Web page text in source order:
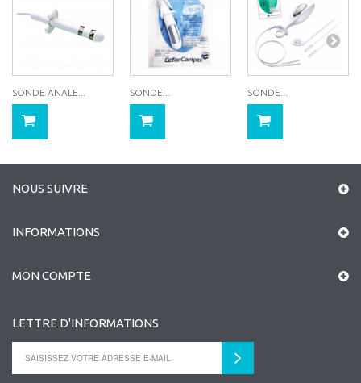
SONDE ANALE... SONDE... SONDE...
NOUS SUIVRE
INFORMATIONS
MON COMPTE
LETTRE D'INFORMATIONS